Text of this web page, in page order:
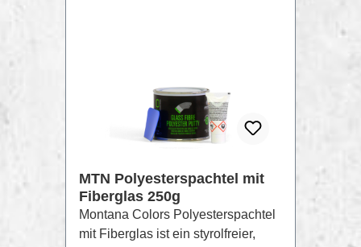
MTN Polyesterspachtel mit
Fiberglas 250g
Montana Colors Polyesterspachtel
mit Fiberglas ist ein styrolfreier,